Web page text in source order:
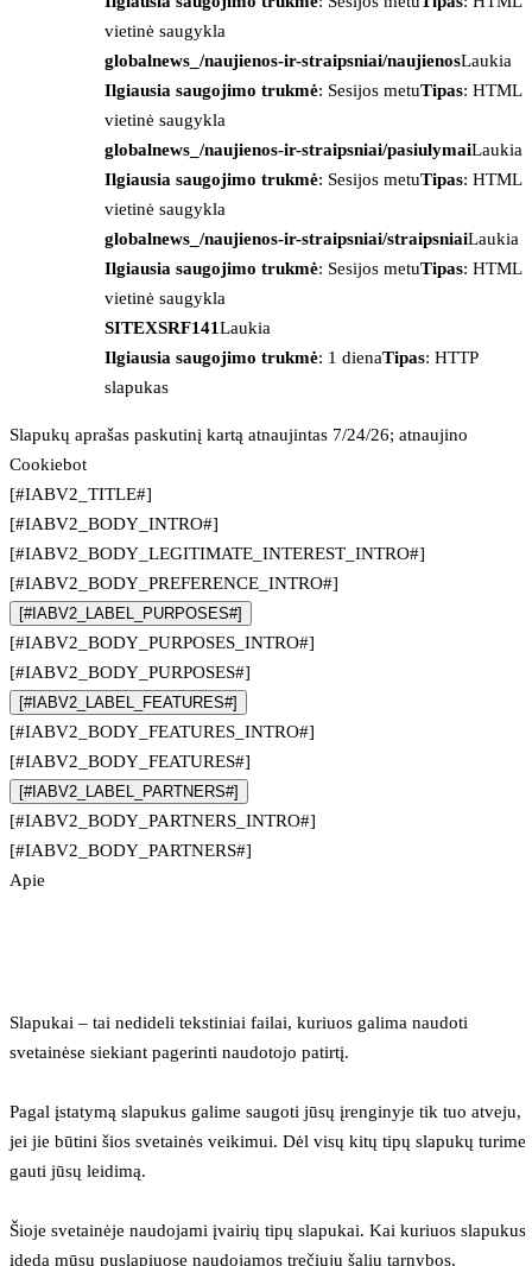
vietinė saugykla
globalnews_/naujienos-ir-straipsniai/naujienosLaukia
Ilgiausia saugojimo trukmė: Sesijos metuTipas: HTML
vietinė saugykla
globalnews_/naujienos-ir-straipsniai/pasiulymaiLaukia
Ilgiausia saugojimo trukmė: Sesijos metuTipas: HTML
vietinė saugykla
globalnews_/naujienos-ir-straipsniai/straipsniaiLaukia
Ilgiausia saugojimo trukmė: Sesijos metuTipas: HTML
vietinė saugykla
SITEXSRF141Laukia
Ilgiausia saugojimo trukmė: 1 dienaTipas: HTTP
slapukas
Slapukų aprašas paskutinį kartą atnaujintas 7/24/26; atnaujino
Cookiebot
[#IABV2_TITLE#]
[#IABV2_BODY_INTRO#]
[#IABV2_BODY_LEGITIMATE_INTEREST_INTRO#]
[#IABV2_BODY_PREFERENCE_INTRO#]
[#IABV2_LABEL_PURPOSES#]
[#IABV2_BODY_PURPOSES_INTRO#]
[#IABV2_BODY_PURPOSES#]
[#IABV2_LABEL_FEATURES#]
[#IABV2_BODY_FEATURES_INTRO#]
[#IABV2_BODY_FEATURES#]
[#IABV2_LABEL_PARTNERS#]
[#IABV2_BODY_PARTNERS_INTRO#]
[#IABV2_BODY_PARTNERS#]
Apie
Slapukai – tai nedideli tekstiniai failai, kuriuos galima naudoti
svetainėse siekiant pagerinti naudotojo patirtį.
Pagal įstatymą slapukus galime saugoti jūsų įrenginyje tik tuo atveju,
jei jie būtini šios svetainės veikimui. Dėl visų kitų tipų slapukų turime
gauti jūsų leidimą.
Šioje svetainėje naudojami įvairių tipų slapukai. Kai kuriuos slapukus
įdeda mūsų puslapiuose naudojamos trečiųjų šalių tarnybos.